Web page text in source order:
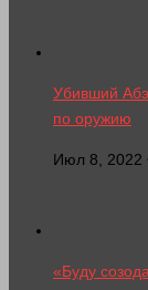
Убивший
по оружию
Июл 8, 2022
«Буду